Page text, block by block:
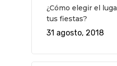
¿Cómo elegir el
tus fiestas?
31 agosto, 2018